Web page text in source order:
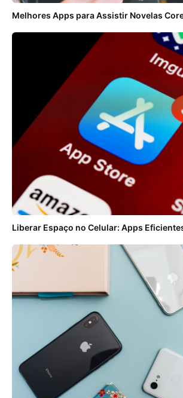
Melhores Apps para Assistir Novelas
Liberar Espaço no Celular: Apps